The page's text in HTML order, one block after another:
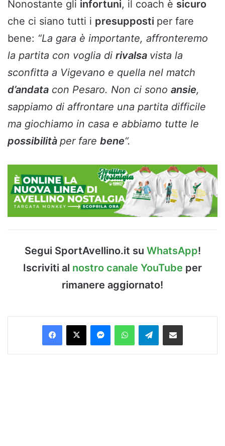
Nonostante gli infortuni, il coach è sicuro
che ci siano tutti i presupposti per fare
bene: “La gara è importante, affronteremo
la partita con voglia di rivalsa vista la
sconfitta a Vigevano e quella nel match
d’andata con Pesaro. Non ci sono ansie,
sappiamo di affrontare una partita difficile
ma giochiamo in casa e abbiamo tutte le
possibilità per fare bene“.
Segui SportAvellino.it su WhatsApp!
Iscriviti al nostro canale YouTube per
rimanere aggiornato!
Facebook
X MessengerWhatsAppTelegramCondividi via Email